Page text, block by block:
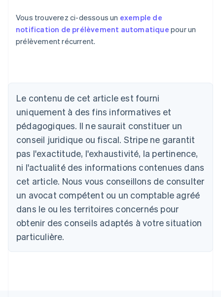
Vous trouverez ci-dessous un exemple de
notification de prélèvement automatique pour un
prélèvement récurrent.
Le contenu de cet article est fourni
uniquement à des fins informatives et
pédagogiques. Il ne saurait constituer un
conseil juridique ou fiscal. Stripe ne garantit
pas l'exactitude, l'exhaustivité, la pertinence,
ni l'actualité des informations contenues dans
cet article. Nous vous conseillons de consulter
un avocat compétent ou un comptable agréé
dans le ou les territoires concernés pour
obtenir des conseils adaptés à votre situation
particulière.
Allemagne
DeutschEnglish
Australie
English
Autriche
Deutsch English
Belgique
NederlandsFrançaisDeutschEnglish
Brésil
Bulgarie
English
Canada
EnglishFrançais
Chine continentale